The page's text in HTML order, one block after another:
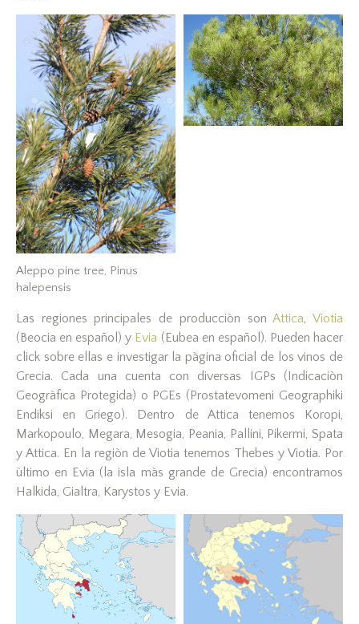
Aleppo pine tree, Pinus
halepensis
Las regiones principales de producciòn sonAttica,Viotia
(Beocia en español) y Evia (Eubea en español). Pueden hacer
click sobre ellas e investigar la pàgina oficial de los vinos de
Grecia. Cada una cuenta con diversas IGPs (Indicaciòn
Geogràfica Protegida) o PGEs (Prostatevomeni Geographiki
Endiksi en Griego). Dentro de Attica tenemos Koropi,
Markopoulo, Megara, Mesogia, Peania, Pallini, Pikermi, Spata
y Attica. En la regiòn de Viotia tenemos Thebes y Viotia. Por
ùltimo en Evia (la isla màs grande de Grecia) encontramos
Halkida, Gialtra, Karystos y Evia.